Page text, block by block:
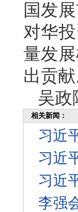
国发
对华
量发
出贡献
吴政
相关新闻：
习近
习近
习近
李强